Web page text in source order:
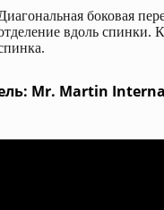
боковая
вдоль спинки.
Mr. Martin